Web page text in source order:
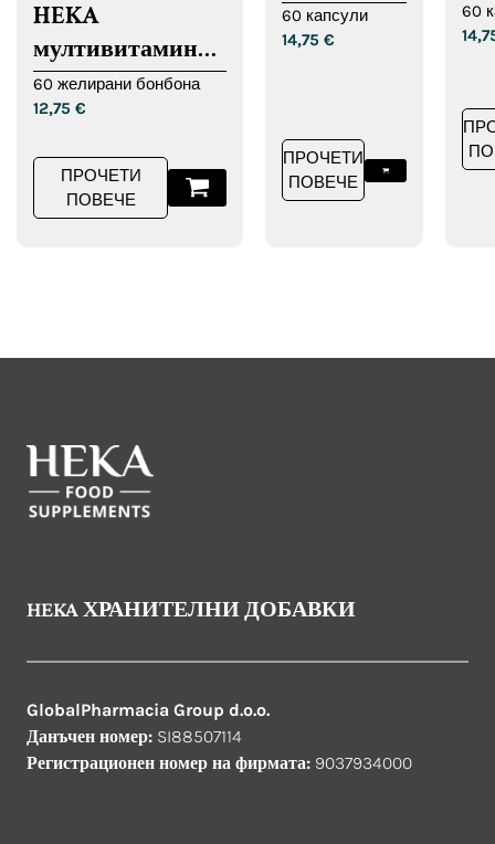
HEKA
мултивитаминни
дъвчащи
таблетки
60 желирани бонбона
12,75 €
ПРОЧЕТИ
ПОВЕЧЕ
регулиране
на
60 капсули
14,75 €
ПРОЧЕТИ
ПОВЕЧЕ
60
HEKA ХРАНИТЕЛНИ ДОБАВКИ
GlobalPharmacia Group d.o.o.
Данъчен номер: SI88507114
Регистрационен номер на фирмата: 9037934000